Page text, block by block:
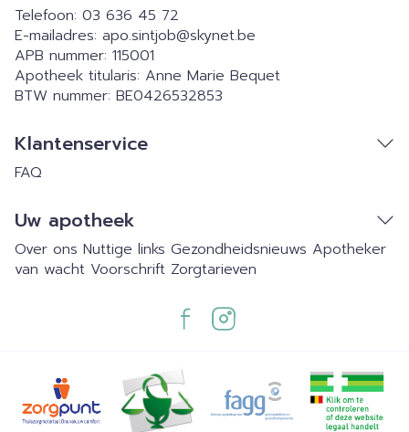
Telefoon: 03 636 45 72
E-mailadres: apo.sintjob@skynet.be
APB nummer: 115001
Apotheek titularis: Anne Marie Bequet
BTW nummer: BE0426532853
Klantenservice
FAQ
Uw apotheek
Over ons Nuttige links Gezondheidsnieuws Apotheker
van wacht Voorschrift Zorgtarieven